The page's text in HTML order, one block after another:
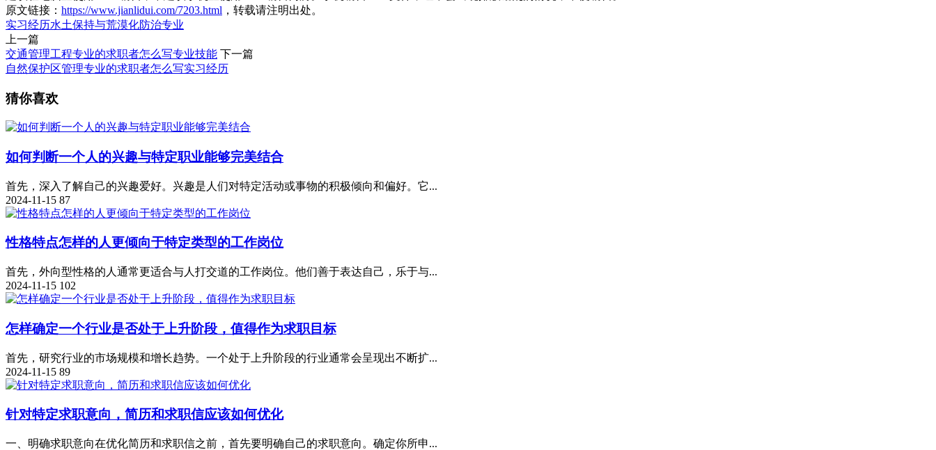
原文链接： https://www.jianlidui.com/7203.html ，转载请注明出处。
实习经历水土保持与荒漠化防治专业
上一篇
交通管理工程专业的求职者怎么写专业技能 下一篇
自然保护区管理专业的求职者怎么写实习经历
猜你喜欢
如何判断一个人的兴趣与特定职业能够完美结合
首先，深入了解自己的兴趣爱好。兴趣是人们对特定活动或事物的积极倾向和偏好。它...
2024-11-15 87
性格特点怎样的人更倾向于特定类型的工作岗位
首先，外向型性格的人通常更适合与人打交道的工作岗位。他们善于表达自己，乐于与...
2024-11-15 102
怎样确定一个行业是否处于上升阶段，值得作为求职目标
首先，研究行业的市场规模和增长趋势。一个处于上升阶段的行业通常会呈现出不断扩...
2024-11-15 89
针对特定求职意向，简历和求职信应该如何优化
一、明确求职意向在优化简历和求职信之前，首先要明确自己的求职意向。确定你所申...